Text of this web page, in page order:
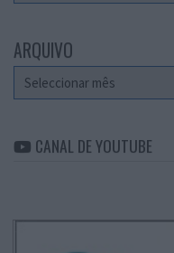
ARQUIVO
Arquivo
CANAL DE YOUTUBE